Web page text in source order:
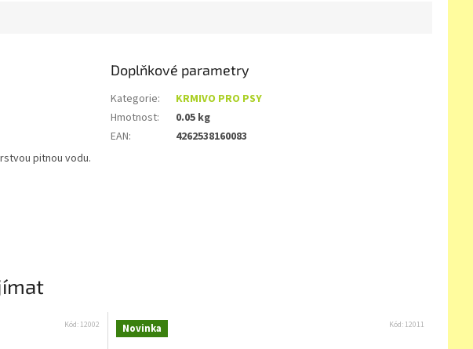
pitnou vodu.
Doplňkové parametry
Kategorie:
KRMIVO PRO PSY
Hmotnost:
0.05 kg
EAN: 4262538160083
Kód: 12002 Novinka Kód: 12011
a
:)